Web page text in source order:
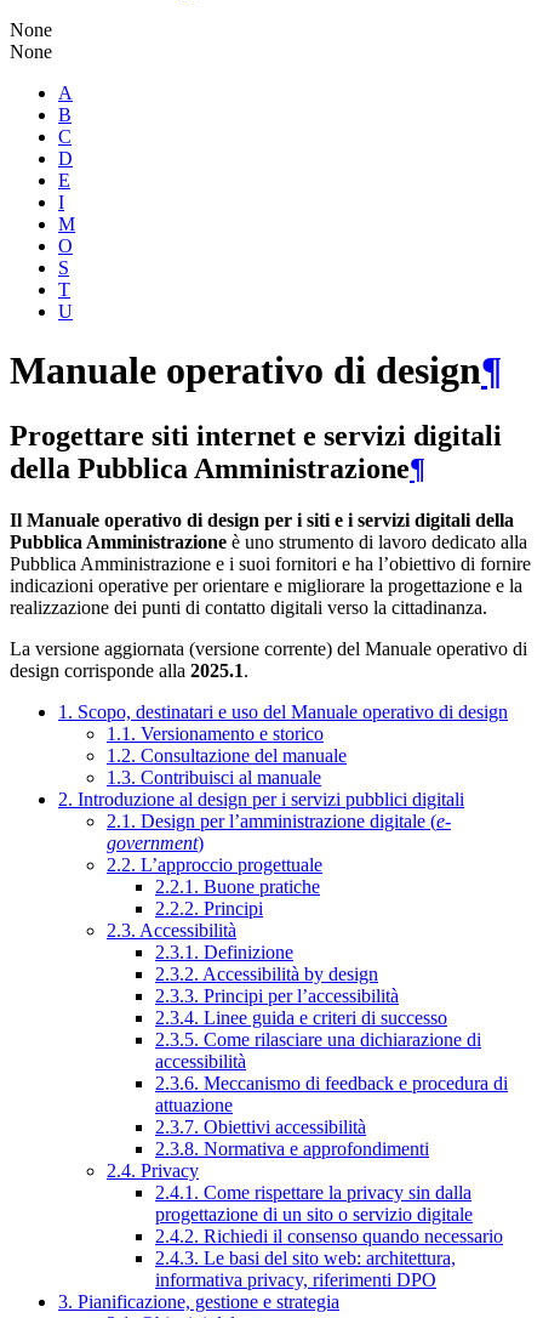
None
None
A
B
C
D
E
I
M
O
S
T
U
Manuale operativo di design¶
Progettare siti internet e servizi digitali
della Pubblica Amministrazione¶
Il Manuale operativo di design per i siti e i servizi digitali della
Pubblica Amministrazione è uno strumento di lavoro dedicato alla
Pubblica Amministrazione e i suoi fornitori e ha l’obiettivo di fornire
indicazioni operative per orientare e migliorare la progettazione e la
realizzazione dei punti di contatto digitali verso la cittadinanza.
La versione aggiornata (versione corrente) del Manuale operativo di
design corrisponde alla 2025.1.
1. Scopo, destinatari e uso del Manuale operativo di design
1.1. Versionamento e storico
1.2. Consultazione del manuale
1.3. Contribuisci al manuale
2. Introduzione al design per i servizi pubblici digitali
2.1. Design per l’amministrazione digitale (e-
government)
2.2. L’approccio progettuale
2.2.1. Buone pratiche
2.2.2. Principi
2.3. Accessibilità
2.3.1. Definizione
2.3.2. Accessibilità by design
2.3.3. Principi per l’accessibilità
2.3.4. Linee guida e criteri di successo
2.3.5. Come rilasciare una dichiarazione di
accessibilità
2.3.6. Meccanismo di feedback e procedura di
attuazione
2.3.7. Obiettivi accessibilità
2.3.8. Normativa e approfondimenti
2.4. Privacy
2.4.1. Come rispettare la privacy sin dalla
progettazione di un sito o servizio digitale
2.4.2. Richiedi il consenso quando necessario
2.4.3. Le basi del sito web: architettura,
informativa privacy, riferimenti DPO
3. Pianificazione, gestione e strategia